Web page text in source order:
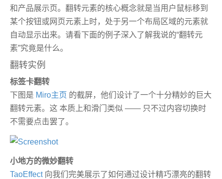
和产品展示页。翻转元素的核心概念就是当用户鼠标移到
某个按钮或网页元素上时，处于另一个布局区域的元素就
自动显示出来。请看下面的例子深入了解我说的“翻转元
素”究竟是什么。
翻转实例
标签卡翻转
下图是 Miro主页 的截屏，他们设计了一个十分精妙的巨大
翻转元素。这 本质上和滑门类似 —— 只不过内容切换时
不需要点击罢了。
小地方的微妙翻转
TaoEffect向我们完美展示了如何通过设计精巧漂亮的翻转